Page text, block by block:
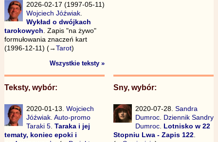
2026-02-17 (1997-05-11)
Wojciech Jóźwiak
Wykład o dwójkach
tarokowych . Zapis "na żywo"
formułowania znaczeń kart
(1996-12-11) (→Tarot)
Wszystkie teksty »
Teksty, wybór:
2020-01-13.Wojciech
Jóźwiak.Auto-promo
Taraki 5.Taraka i jej
tematy, koniec epoki i
Sny, wybór:
2020-07-28.Sandra
Dumroc. Dziennik Sandry
Dumroc. Lotnisko w 22
Stopniu Lwa - Zapis 122.